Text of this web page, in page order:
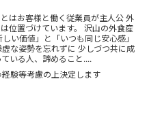
はお客様と働く従業員が主人公 外
位置づけています。 沢山の外食産
い価値」と「いつも同じ安心感」
な姿勢を忘れずに 少しづつ共に成
いる人、諦めること....
験等考慮の上決定します